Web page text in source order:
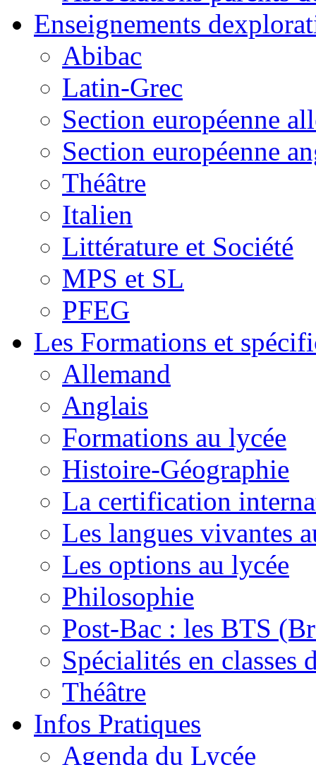
Enseignements
Abibac
Latin-Grec
Section européenne
Section européenne
Théâtre
Italien
Littérature et Société
MPS et SL
PFEG
Les Formations et
Allemand
Anglais
Formations au lycée
Histoire-Géographie
La certification
Les langues vivantes
Les options au lycée
Philosophie
Post-Bac : les BTS
Spécialités en classes
Théâtre
Infos Pratiques
Agenda du Lycée